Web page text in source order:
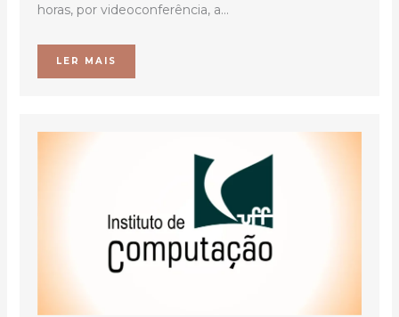
horas, por videoconferência, a...
LER MAIS